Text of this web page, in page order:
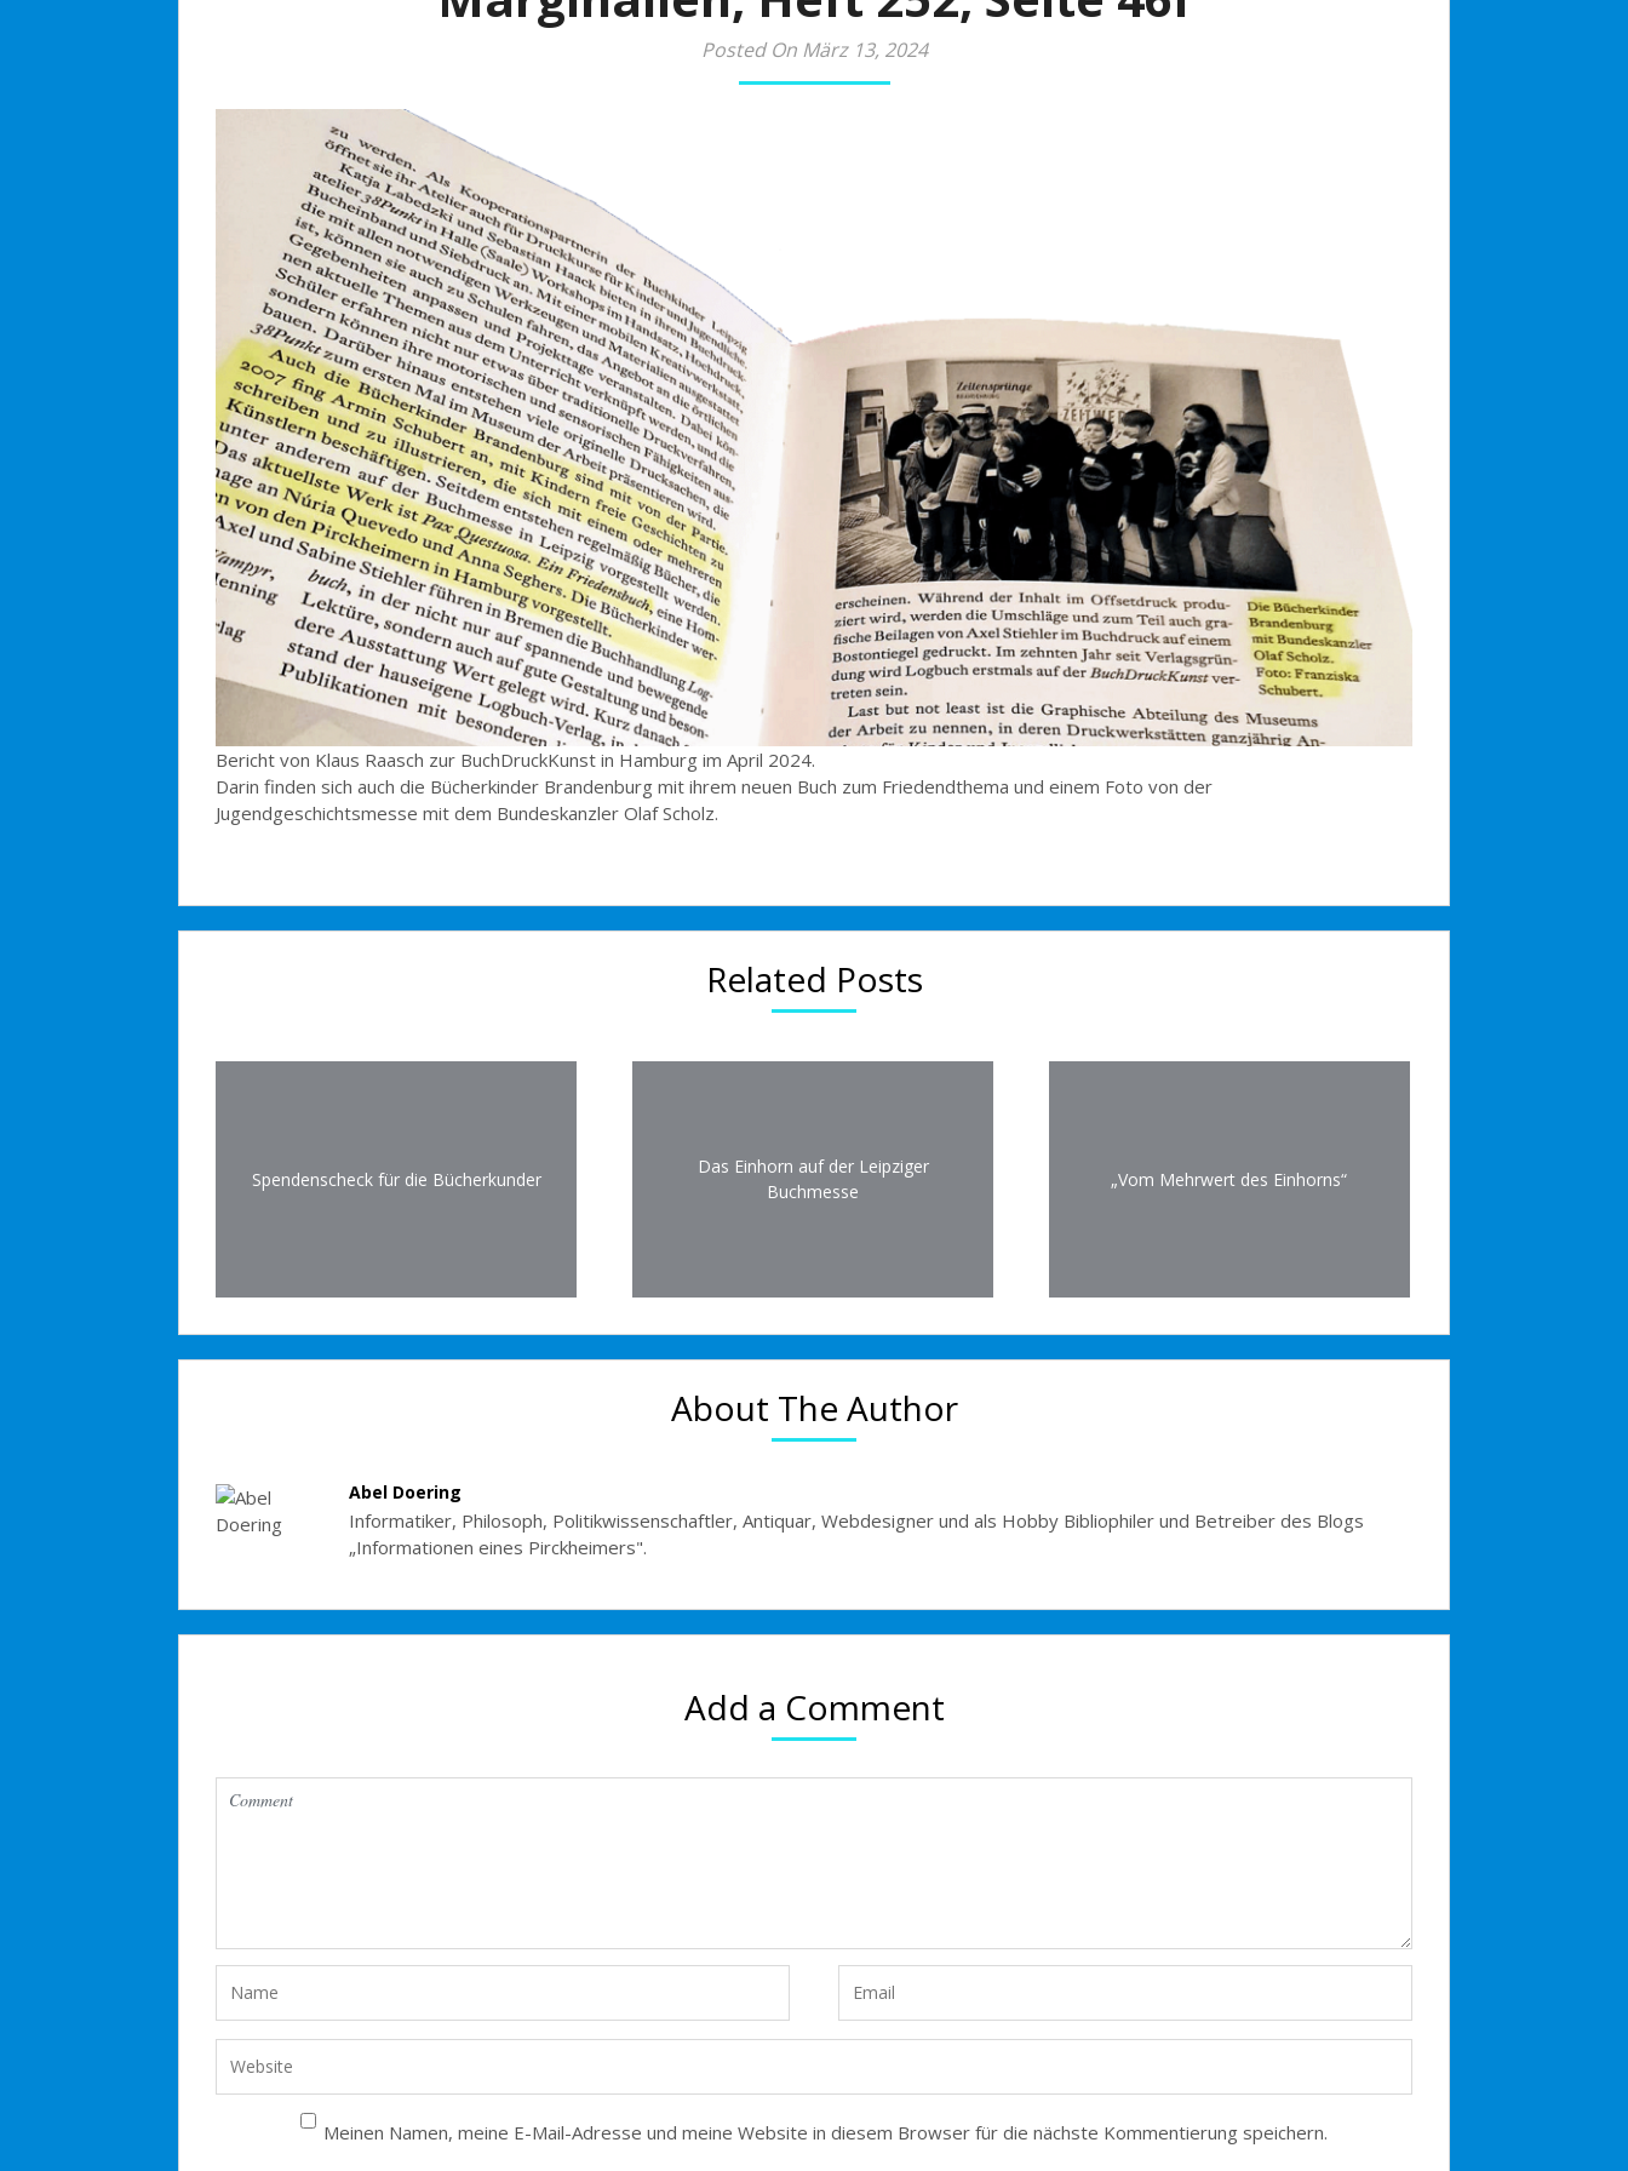
Posted On März 13, 2024
Bericht von Klaus Raasch zur BuchDruckKunst in Hamburg im April 2024.
Darin finden sich auch die Bücherkinder Brandenburg mit ihrem neuen Buch zum Friedendthema und einem Foto von der
Jugendgeschichtsmesse mit dem Bundeskanzler Olaf Scholz.
Related Posts
Spendenscheck für die Bücherkunder
Das Einhorn auf der Leipziger
Buchmesse
„Vom Mehrwert des Einhorns“
About The Author
Abel Doering
Informatiker, Philosoph, Politikwissenschaftler, Antiquar, Webdesigner und als Hobby Bibliophiler und Betreiber des Blogs
„Informationen eines Pirckheimers".
Add a Comment
Meinen Namen, meine E-Mail-Adresse und meine Website in diesem Browser für die nächste Kommentierung speichern.